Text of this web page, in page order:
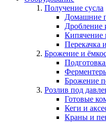
Получение сусла
Домашние
Дробление
Кипячение
Перекачка
Брожение и
Брожение
Розлив под
Готовые
Кеги и
Краны и